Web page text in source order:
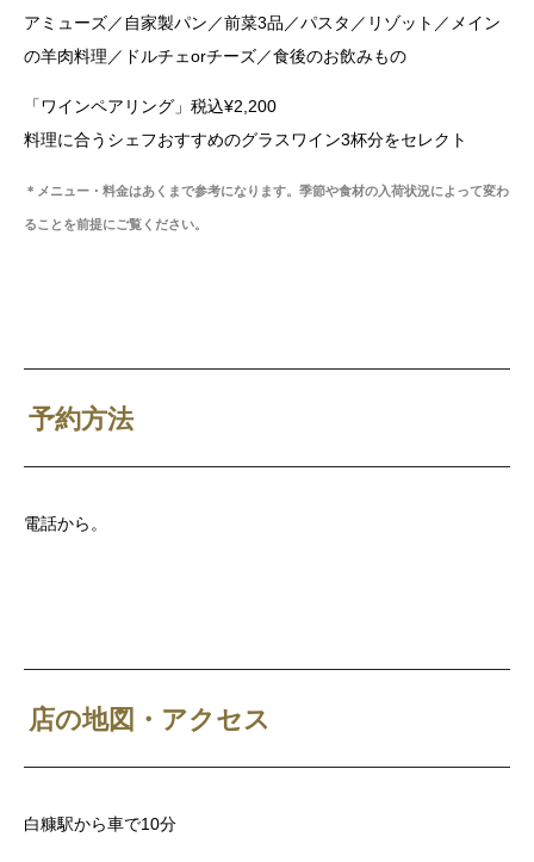
アミューズ／自家製パン／前菜3品／パスタ／リゾット／メイン
の羊肉料理／ドルチェorチーズ／食後のお飲みもの
「ワインペアリング」税込¥2,200
料理に合うシェフおすすめのグラスワイン3杯分をセレクト
＊メニュー・料金はあくまで参考になります。季節や食材の入荷状況によって変わ
ることを前提にご覧ください。
予約方法
電話から。
店の地図・アクセス
白糠駅から車で10分